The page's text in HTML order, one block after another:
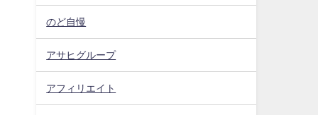
のど自慢
アサヒグループ
アフィリエイト